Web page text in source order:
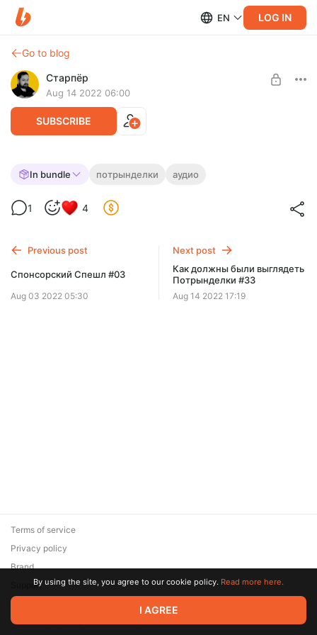
EN LOG IN
Go to blog
Старпёр
Aug 14 2022 06:00
SUBSCRIBE
[АУДИО] Потрынделки #33,
Рассказываю о "Сером человеке", нетфликсовском
In bundle потрынделки аудио
1 4
Previous post
Спонсорский Спешл #03
Aug 03 2022 05:30
Next post
Как должны были выглядеть
Потрынделки #33
Aug 14 2022 17:19
© 2026 Zaya Solutions Limited. All rights reserved. All trademarks
are the property of their respective owners.
Terms of service
Privacy policy
Brand
SupportBy using the site, you agree to our cookie policy. Read more here.
I AGREE